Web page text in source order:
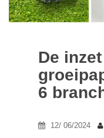
De
6
12/ 06/2024